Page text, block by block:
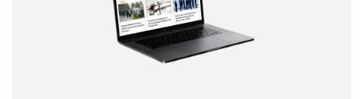
Tipo de comentario